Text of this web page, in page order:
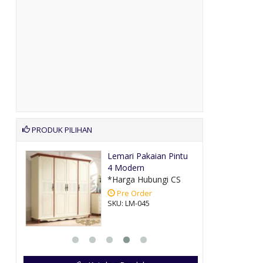
PRODUK PILIHAN
Lemari Pakaian Pintu
4 Modern
*Harga Hubungi CS
Pre Order
SKU: LM-045